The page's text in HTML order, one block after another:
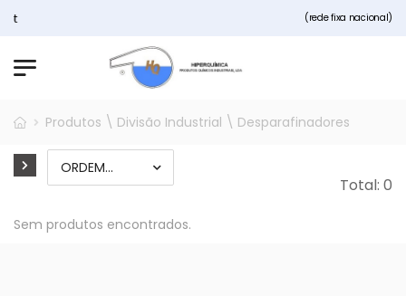
Bem vindos ao nosso site
(rede fixa nacional)
Produtos \ Divisão Industrial \ Desparafinadores
Total: 0
Sem produtos encontrados.